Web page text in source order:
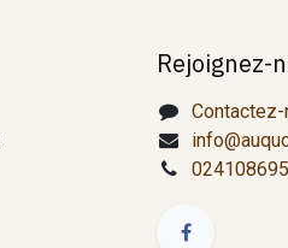
Rejoignez-
Contactez-
024108695